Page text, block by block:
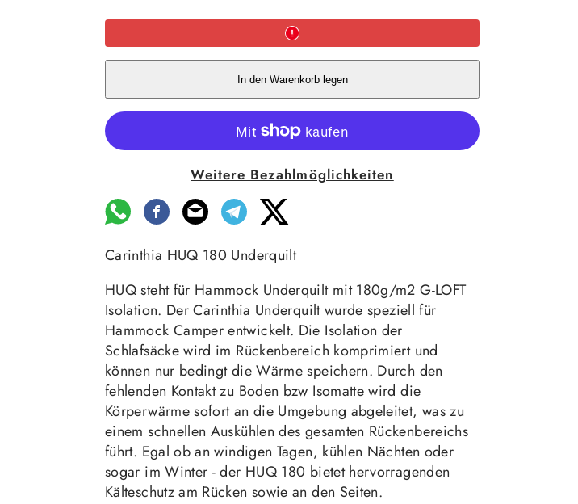
180
180
In den Warenkorb legen
Weitere Bezahlmöglichkeiten
Carinthia HUQ 180 Underquilt
HUQ steht für Hammock Underquilt mit 180g/m2 G-LOFT
Isolation. Der Carinthia Underquilt wurde speziell für
Hammock Camper entwickelt. Die Isolation der
Schlafsäcke wird im Rückenbereich komprimiert und
können nur bedingt die Wärme speichern. Durch den
fehlenden Kontakt zu Boden bzw Isomatte wird die
Körperwärme sofort an die Umgebung abgeleitet, was zu
einem schnellen Auskühlen des gesamten Rückenbereichs
führt. Egal ob an windigen Tagen, kühlen Nächten oder
sogar im Winter - der HUQ 180 bietet hervorragenden
Kälteschutz am Rücken sowie an den Seiten.